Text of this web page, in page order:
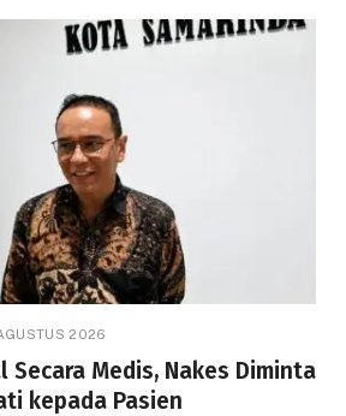
2026
Secara Medis, Nakes Diminta
kepada Pasien